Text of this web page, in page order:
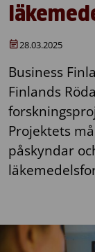
28.03.2025
Business
Finlands
Projektets
påskyndar